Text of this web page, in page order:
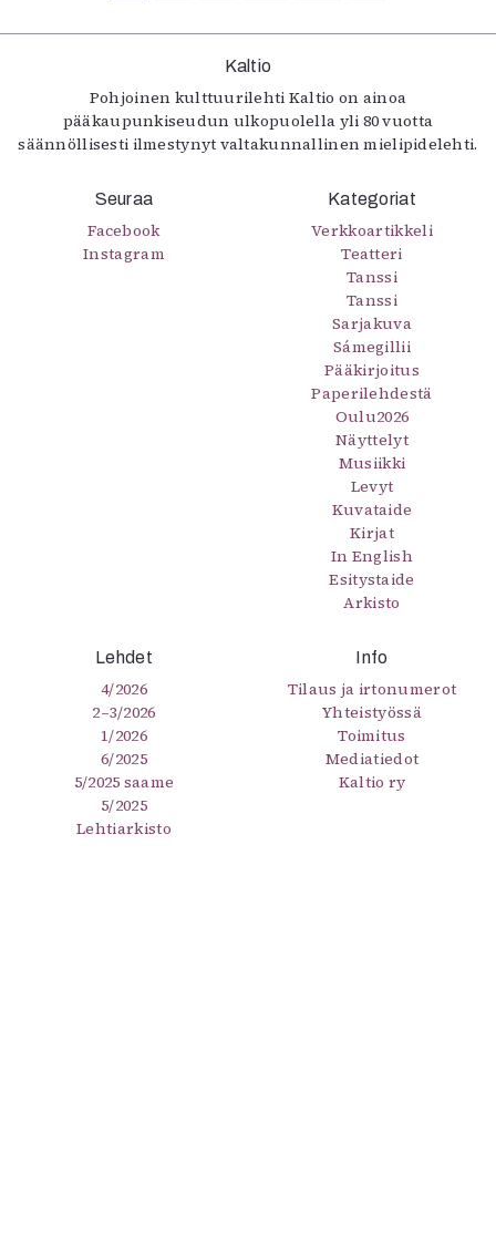
Kaltio
Pohjoinen kulttuurilehti Kaltio on ainoa
pääkaupunkiseudun ulkopuolella yli 80 vuotta
säännöllisesti ilmestynyt valtakunnallinen mielipidelehti.
Seuraa
Facebook
Instagram
Kategoriat
Verkkoartikkeli
Teatteri
Tanssi
Tanssi
Sarjakuva
Sámegillii
Pääkirjoitus
Paperilehdestä
Oulu2026
Näyttelyt
Musiikki
Levyt
Kuvataide
Kirjat
In English
Esitystaide
Arkisto
Lehdet
4/2026
2–3/2026
1/2026
6/2025
5/2025 saame
5/2025
Lehtiarkisto
Info
Tilaus ja irtonumerot
Yhteistyössä
Toimitus
Mediatiedot
Kaltio ry